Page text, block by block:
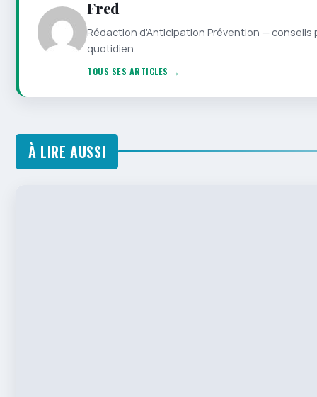
Fred
Rédaction d'Anticipation Prévention —
quotidien.
TOUS SES ARTICLES →
À LIRE AUSSI